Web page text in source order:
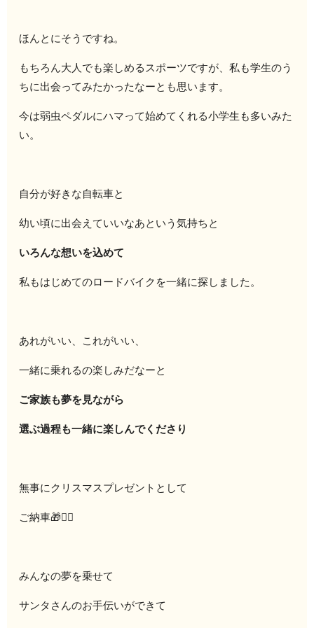
ほんとにそうですね。
もちろん大人でも楽しめるスポーツですが、私も学生のう
ちに出会ってみたかったなーとも思います。
今は弱虫ペダルにハマって始めてくれる小学生も多いみた
い。
自分が好きな自転車と
幼い頃に出会えていいなあという気持ちと
いろんな想いを込めて
私もはじめてのロードバイクを一緒に探しました。
あれがいい、これがいい、
一緒に乗れるの楽しみだなーと
ご家族も夢を見ながら
選ぶ過程も一緒に楽しんでくださり
無事にクリスマスプレゼントとして
ご納車🎁🚴‍♀️
みんなの夢を乗せて
サンタさんのお手伝いができて